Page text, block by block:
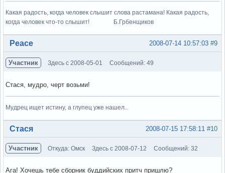
Какая радость, когда человек слышит слова растамана! Какая радость,
когда человек что-то слышит! Б.Грбенщиков
Вне форума #9
2008-07-14 10:57:03
Peace
Участник Здесь с 2008-05-01 Сообщений: 49
Стася, мудро, черт возьми!
Мудрец ищет истину, а глупец уже нашел..
Вне форума #10
2008-07-15 17:58:11
Стася
Участник Откуда: Омск Здесь с 2008-07-12 Сообщений: 32
Ага! Хочешь тебе сборник буддийских притч пришлю?